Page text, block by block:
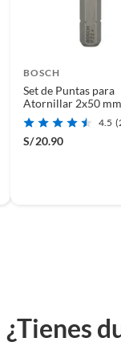
BOSCH
Set de Puntas para
Atornillar 2x50
Piezas Bosch
4.5
S/20.90
¿Tienes